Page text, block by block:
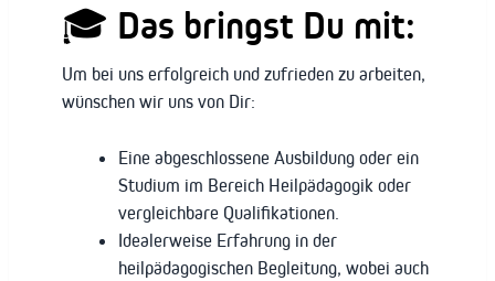
🎓 Das bringst Du mit:
Um bei uns erfolgreich und zufrieden zu arbeiten,
wünschen wir uns von Dir:
Eine abgeschlossene Ausbildung oder ein
Studium im Bereich Heilpädagogik oder
vergleichbare Qualifikationen.
Idealerweise Erfahrung in der
heilpädagogischen Begleitung, wobei auch